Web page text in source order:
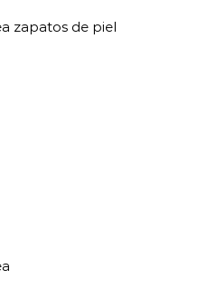
zapatos de piel